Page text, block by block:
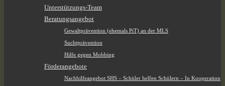
Unterstützungs-Team
Beratungsangebot
Gewaltprävention (ehemals PiT) an der MLS
Suchtprävention
Hilfe gegen Mobbing
Förderangebote
Nachhilfeangebot SHS – Schüler helfen Schülern – In Kooperation